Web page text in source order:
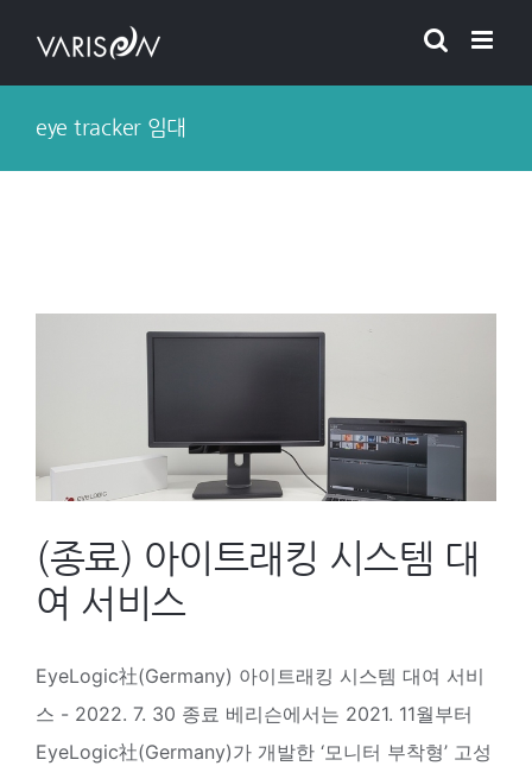
eye tracker 임대
(종료) 아이트래킹 시스템 대
여 서비스
EyeLogic社(Germany) 아이트래킹 시스템 대여 서비
스 - 2022. 7. 30 종료 베리슨에서는 2021. 11월부터
EyeLogic社(Germany)가 개발한 ‘모니터 부착형’ 고성